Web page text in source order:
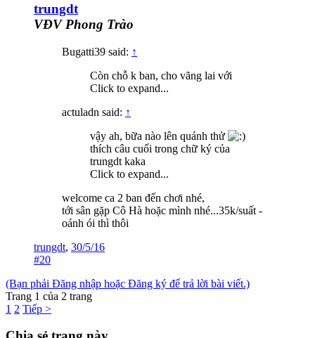
trungdt
VĐV Phong Trào
Bugatti39 said: ↑
Còn chỗ k ban, cho vãng lai với
Click to expand...
actuladn said: ↑
vậy ah, bữa nào lên quánh thử
thích câu cuối trong chữ ký của
trungdt kaka
Click to expand...
welcome ca 2 ban đến chơi nhé,
tới sân gặp Cô Hà hoặc mình nhé...35k/suất -
oánh ói thì thôi
trungdt, 30/5/16
#20
(Bạn phải Đăng nhập hoặc Đăng ký để trả lời bài viết.)
Trang 1 của 2 trang
1 2 Tiếp >